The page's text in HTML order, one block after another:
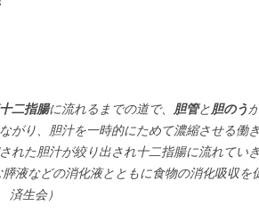
十二指腸に流れるまでの道で、 胆管と胆のう
がり、胆汁を一時的にためて濃縮させる働
れた胆汁が絞り出され十二指腸に流れてい
液などの消化液とともに食物の消化吸収を
済生会）